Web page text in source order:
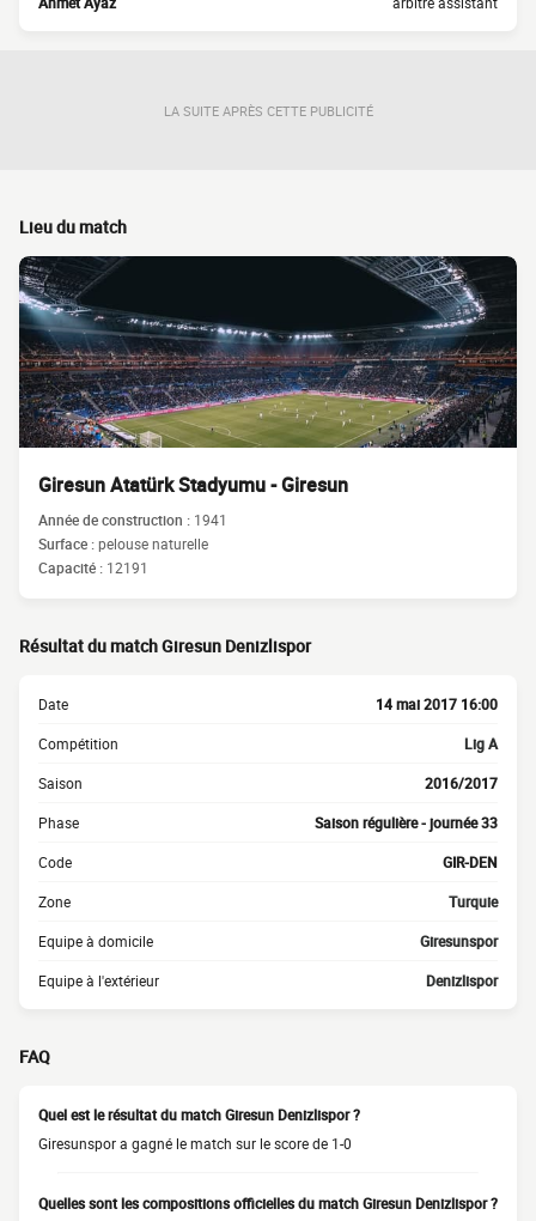
LA SUITE APRÈS CETTE PUBLICITÉ
Lieu du match
Giresun Atatürk Stadyumu - Giresun
Année de construction : 1941
Surface :pelouse naturelle
Capacité : 12191
Résultat du match Giresun Denizlispor
Date 14 mai 2017 16:00
Compétition Lig A
Saison 2016/2017
Phase Saison régulière - journée 33
Code GIR-DEN
Zone Turquie
Equipe à domicile Giresunspor
Equipe à l'extérieur Denizlispor
FAQ
Quel est le résultat du match Giresun Denizlispor ?
Giresunspor a gagné le match sur le score de 1-0
Quelles sont les compositions officielles du match Giresun Denizlispor ?